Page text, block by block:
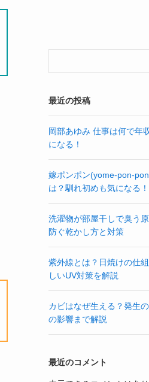
最近の投稿
岡部あゆみ 仕事は何で年
になる！
嫁ポンポン(yome-pon-
は？馴れ初めも気になる！
洗濯物が部屋干しで臭う
防ぐ乾かし方と対策
紫外線とは？日焼けの仕
しいUV対策を解説
カビはなぜ生える？発生
の影響まで解説
最近のコメント